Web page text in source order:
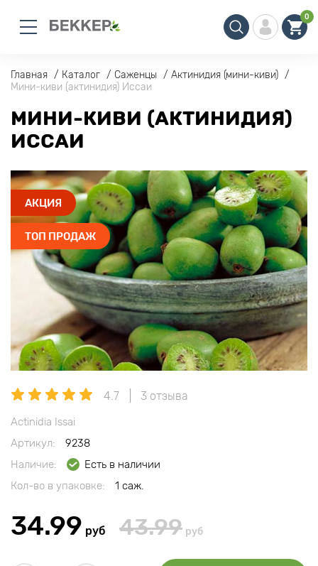
0
Главная Каталог Саженцы
Актинидия (мини-киви)
Мини-киви (актинидия) Иссаи
МИНИ-КИВИ (АКТИНИДИЯ)
ИССАИ
АКЦИЯ
ТОП ПРОДАЖ
4.7 3 отзыва
Actinidia Issai
Артикул:
9238
Наличие:
Есть в наличии
Кол-во в упаковке:
1 саж.
34.99 руб 43.99 руб